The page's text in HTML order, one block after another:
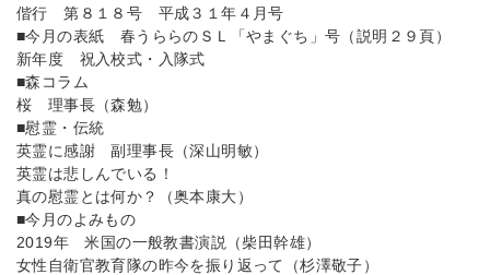
偕行 第８１８号 平成３１年４月号
■今月の表紙 春うららのＳＬ「やまぐち」号（説明２９頁）
新年度 祝入校式・入隊式
■森コラム
桜 理事長（森勉）
■慰霊・伝統
英霊に感謝 副理事長（深山明敏）
英霊は悲しんでいる！
真の慰霊とは何か？（奥本康大）
■今月のよみもの
2019年 米国の一般教書演説（柴田幹雄）
女性自衛官教育隊の昨今を振り返って（杉澤敬子）